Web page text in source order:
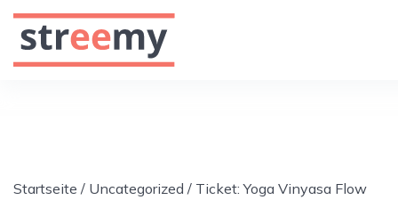
Startseite / Uncategorized / Ticket: Yoga Vinyasa Flow